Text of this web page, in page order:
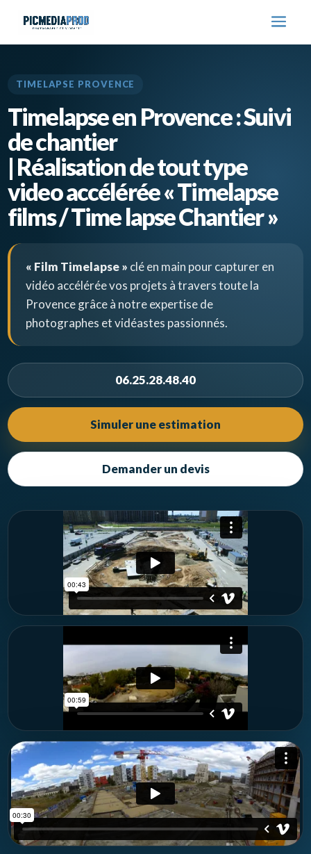
TIMELAPSE PROVENCE
Timelapse en Provence : Suivi
de chantier
| Réalisation de tout type
video accélérée « Timelapse
films / Time lapse Chantier »
« Film Timelapse » clé en main pour capturer en
vidéo accélérée vos projets à travers toute la
Provence grâce à notre expertise de
photographes et vidéastes passionnés.
06.25.28.48.40
Simuler une estimation
Demander un devis